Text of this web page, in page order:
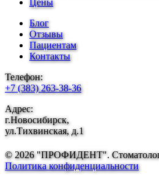
Цены
Блог
Отзывы
Пациентам
Контакты
Телефон:
+7 (383) 263-38-36
Адрес:
г.Новосибирск,
ул.Тихвинская, д.1
© 2026 "ПРОФИДЕНТ".
Политика конфиденциальности